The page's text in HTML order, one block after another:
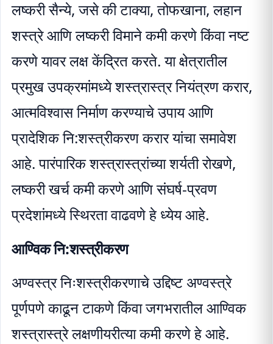
लष्करी सैन्ये, जसे की टाक्या, तोफखाना, लहान
शस्त्रे आणि लष्करी विमाने कमी करणे किंवा नष्ट
करणे यावर लक्ष केंद्रित करते. या क्षेत्रातील
प्रमुख उपक्रमांमध्ये शस्त्रास्त्र नियंत्रण करार,
आत्मविश्वास निर्माण करण्याचे उपाय आणि
प्रादेशिक नि:शस्त्रीकरण करार यांचा समावेश
आहे. पारंपारिक शस्त्रास्त्रांच्या शर्यती रोखणे,
लष्करी खर्च कमी करणे आणि संघर्ष-प्रवण
प्रदेशांमध्ये स्थिरता वाढवणे हे ध्येय आहे.
आण्विक नि:शस्त्रीकरण
अण्वस्त्र निःशस्त्रीकरणाचे उद्दिष्ट अण्वस्त्रे
पूर्णपणे काढून टाकणे किंवा जगभरातील आण्विक
शस्त्रास्त्रे लक्षणीयरीत्या कमी करणे हे आहे.